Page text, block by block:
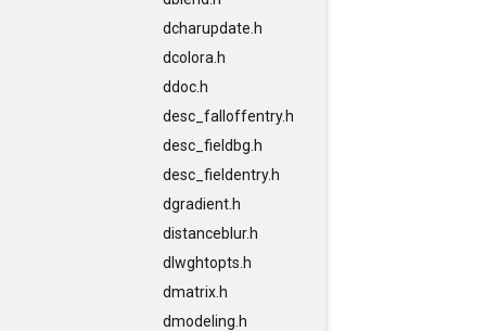
dcharupdate.h
dcolora.h
ddoc.h
desc_falloffentry.h
desc_fieldbg.h
desc_fieldentry.h
dgradient.h
distanceblur.h
dlwghtopts.h
dmatrix.h
dmodeling.h